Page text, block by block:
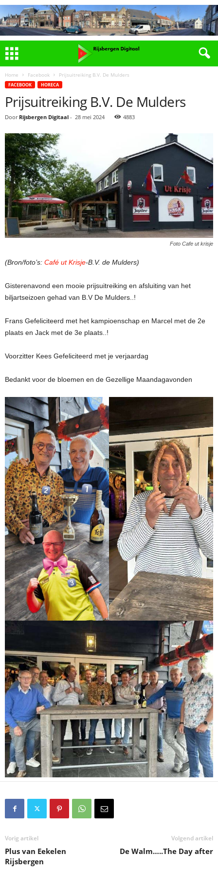
Home Facebook Prijsuitreiking B.V. De Mulders
FACEBOOK HORECA
Prijsuitreiking B.V. De Mulders
Door Rijsbergen Digitaal - 28 mei 2024 4883
Foto Cafe ut krisje
(Bron/foto’s: Café ut Krisje-B.V. de Mulders)
Gisterenavond een mooie prijsuitreiking en afsluiting van het
biljartseizoen gehad van B.V De Mulders..!
Frans Gefeliciteerd met het kampioenschap en Marcel met de 2e
plaats en Jack met de 3e plaats..!
Voorzitter Kees Gefeliciteerd met je verjaardag
Bedankt voor de bloemen en de Gezellige Maandagavonden
Vorig artikel
Plus van Eekelen
Rijsbergen
Volgend artikel
De Walm…..The Day after